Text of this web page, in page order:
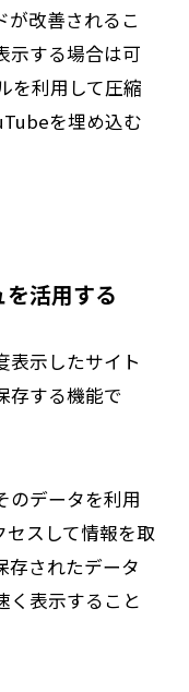
が改善されるこ
示する場合は可
を利用して圧縮
を埋め込む
活用する
表示したサイト
存する機能で
のデータを利用
セスして情報を取
存されたデータ
く表示すること